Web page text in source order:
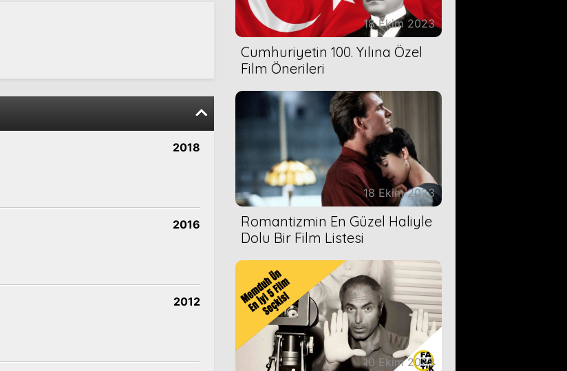
2018
2016
2012
18 Ekim 2023
Cumhuriyetin 100. Yılına Özel
Film Önerileri
18 Ekim 2023
Romantizmin En Güzel Haliyle
Dolu Bir Film Listesi
10 Ekim 2023